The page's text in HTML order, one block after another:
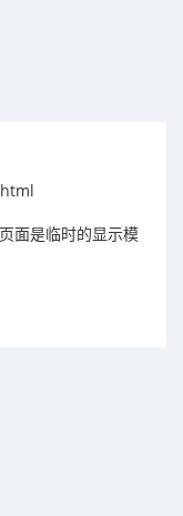
面是临时的显示模